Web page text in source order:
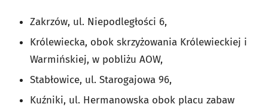
Zakrzów, ul. Niepodległości 6,
Królewiecka, obok skrzyżowania Królewieckiej i
Warmińskiej, w pobliżu AOW,
Stabłowice, ul. Starogajowa 96,
Kuźniki, ul. Hermanowska obok placu zabaw